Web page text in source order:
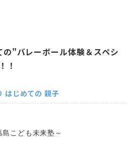
"バレーボール体験＆スペシ
！
はじめての 親子